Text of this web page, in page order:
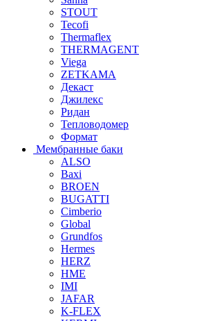
STOUT
Tecofi
Thermaflex
THERMAGENT
Viega
ZETKAMA
Декаст
Джилекс
Ридан
Тепловодомер
Формат
Мембранные баки
ALSO
Baxi
BROEN
BUGATTI
Cimberio
Global
Grundfos
Hermes
HERZ
HME
IMI
JAFAR
K-FLEX